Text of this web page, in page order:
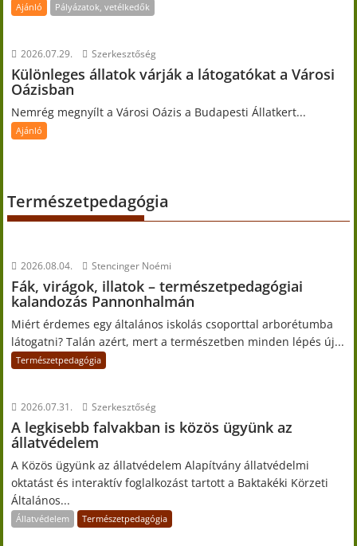
Ajánló Pályázatok, vetélkedők
2026.07.29. Szerkesztőség
Különleges állatok várják a látogatókat a Városi
Oázisban
Nemrég megnyílt a Városi Oázis a Budapesti Állatkert...
Ajánló
Természetpedagógia
2026.08.04. Stencinger Noémi
Fák, virágok, illatok – természetpedagógiai
kalandozás Pannonhalmán
Miért érdemes egy általános iskolás csoporttal arborétumba
látogatni? Talán azért, mert a természetben minden lépés új...
Természetpedagógia
2026.07.31. Szerkesztőség
A legkisebb falvakban is közös ügyünk az
állatvédelem
A Közös ügyünk az állatvédelem Alapítvány állatvédelmi
oktatást és interaktív foglalkozást tartott a Baktakéki Körzeti
Általános...
Állatvédelem Természetpedagógia